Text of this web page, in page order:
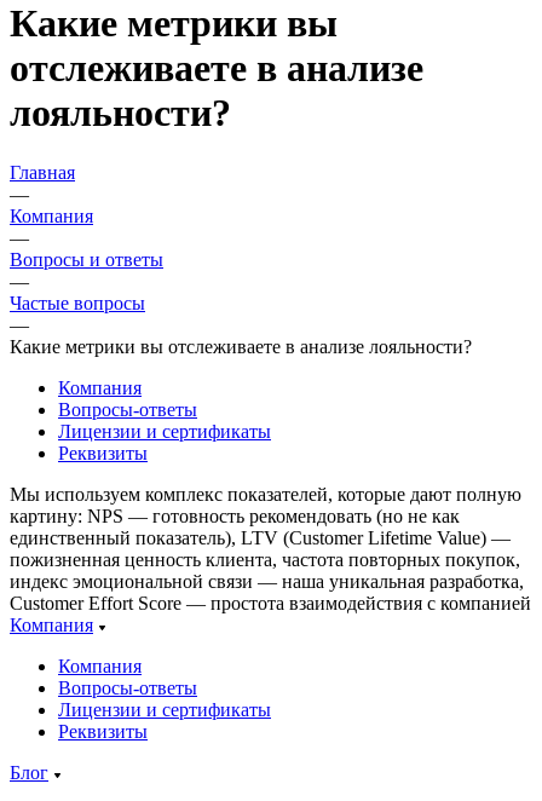
Какие метрики вы
отслеживаете в анализе
лояльности?
Главная
—
Компания
—
Вопросы и ответы
—
Частые вопросы
—
Какие метрики вы отслеживаете в анализе лояльности?
Компания
Вопросы-ответы
Лицензии и сертификаты
Реквизиты
Мы используем комплекс показателей, которые дают полную
картину: NPS — готовность рекомендовать (но не как
единственный показатель), LTV (Customer Lifetime Value) —
пожизненная ценность клиента, частота повторных покупок,
индекс эмоциональной связи — наша уникальная разработка,
Customer Effort Score — простота взаимодействия с компанией
Компания
Компания
Вопросы-ответы
Лицензии и сертификаты
Реквизиты
Блог